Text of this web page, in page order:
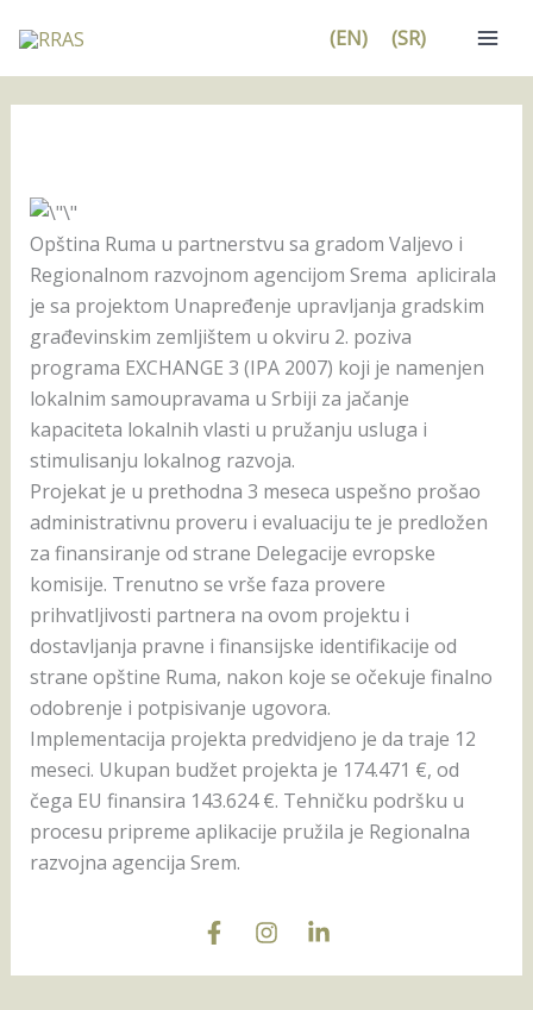
na
sadržaj
(EN) (SR)
Opština Ruma u partnerstvu sa gradom Valjevo i
Regionalnom razvojnom agencijom Srema aplicirala
je sa projektom Unapređenje upravljanja gradskim
građevinskim zemljištem u okviru 2. poziva
programa EXCHANGE 3 (IPA 2007) koji je namenjen
lokalnim samoupravama u Srbiji za jačanje
kapaciteta lokalnih vlasti u pružanju usluga i
stimulisanju lokalnog razvoja.
Projekat je u prethodna 3 meseca uspešno prošao
administrativnu proveru i evaluaciju te je predložen
za finansiranje od strane Delegacije evropske
komisije. Trenutno se vrše faza provere
prihvatljivosti partnera na ovom projektu i
dostavljanja pravne i finansijske identifikacije od
strane opštine Ruma, nakon koje se očekuje finalno
odobrenje i potpisivanje ugovora.
Implementacija projekta predvidjeno je da traje 12
meseci. Ukupan budžet projekta je 174.471 €, od
čega EU finansira 143.624 €. Tehničku podršku u
procesu pripreme aplikacije pružila je Regionalna
razvojna agencija Srem.